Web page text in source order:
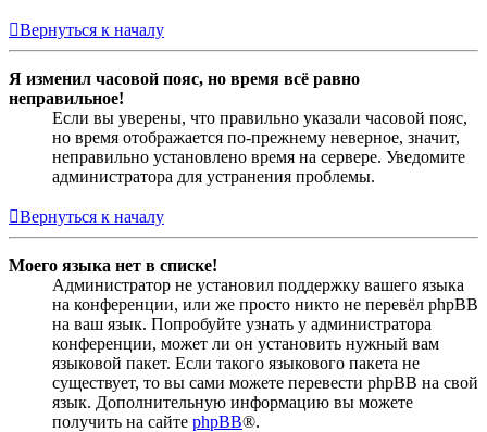
Вернуться к началу
Я изменил часовой пояс, но время всё равно
неправильное!
Если вы уверены, что правильно указали часовой пояс,
но время отображается по-прежнему неверное, значит,
неправильно установлено время на сервере. Уведомите
администратора для устранения проблемы.
Вернуться к началу
Моего языка нет в списке!
Администратор не установил поддержку вашего языка
на конференции, или же просто никто не перевёл phpBB
на ваш язык. Попробуйте узнать у администратора
конференции, может ли он установить нужный вам
языковой пакет. Если такого языкового пакета не
существует, то вы сами можете перевести phpBB на свой
язык. Дополнительную информацию вы можете
получить на сайте phpBB®.